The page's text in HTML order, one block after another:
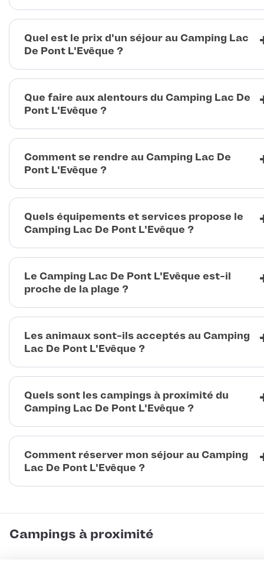
Quel est le prix d'un séjour au Camping Lac
De Pont L'Evêque ?
Que faire aux alentours du Camping Lac De
Pont L'Evêque ?
Comment se rendre au Camping Lac De
Pont L'Evêque ?
Quels équipements et services propose le
Camping Lac De Pont L'Evêque ?
Le Camping Lac De Pont L'Evêque est-il
proche de la plage ?
Les animaux sont-ils acceptés au Camping
Lac De Pont L'Evêque ?
Quels sont les campings à proximité du
Camping Lac De Pont L'Evêque ?
Comment réserver mon séjour au Camping
Lac De Pont L'Evêque ?
Campings à proximité